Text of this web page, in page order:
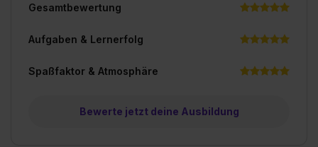
Gesamtbewertung
Aufgaben & Lernerfolg
Spaßfaktor & Atmosphäre
Bewerte jetzt deine Ausbildung